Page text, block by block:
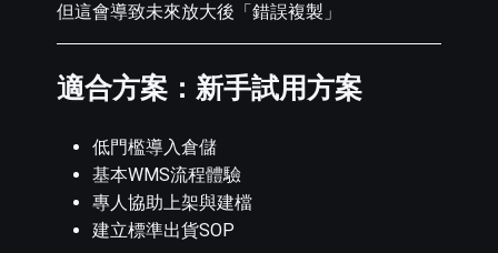
但這會導致未來放大後「錯誤複製」
適合方案：新手試用方案
低門檻導入倉儲
基本WMS流程體驗
專人協助上架與建檔
建立標準出貨SOP